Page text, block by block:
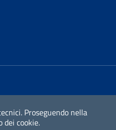
Proseguendo nella
dei cookie.